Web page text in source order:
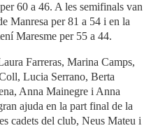
60 a 46. A les semifinals van
Manresa per 81 a 54 i en la
Maresme per 55 a 44.
Farreras, Marina Camps,
Lucia Serrano, Berta
Anna Mainegre i Anna
ajuda en la part final de la
cadets del club, Neus Mateu i